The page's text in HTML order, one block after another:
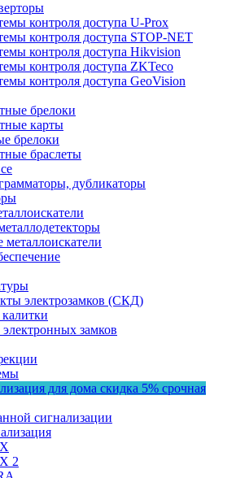
контроля доступа U-Prox
контроля доступа STOP-NET
контроля доступа Hikvision
контроля доступа ZKTeco
контроля доступа GeoVision
брелоки
карты
брелоки
браслеты
дубликаторы
металлоискатели
электрозамков (СКД)
электронных замков
для дома скидка 5% срочная
сигнализации
2